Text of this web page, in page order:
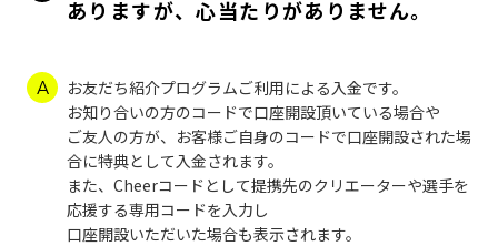
ありますが、心当たりがありません。
お友だち紹介プログラムご利用による入金です。
お知り合いの方のコードで口座開設頂いている場合や
ご友人の方が、お客様ご自身のコードで口座開設された場
合に特典として入金されます。
また、Cheerコードとして提携先のクリエーターや選手を
応援する専用コードを入力し
口座開設いただいた場合も表示されます。